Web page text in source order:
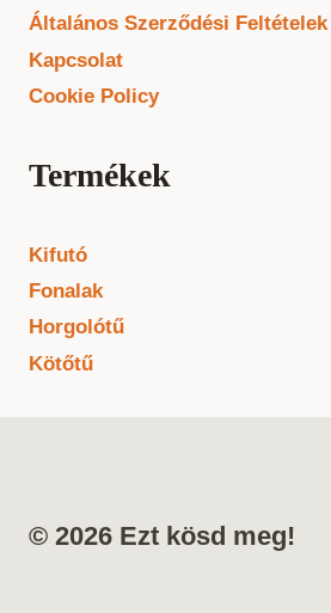
Általános Szerződési Feltételek
Kapcsolat
Cookie Policy
Termékek
Kifutó
Fonalak
Horgolótű
Kötőtű
© 2026 Ezt kösd meg!